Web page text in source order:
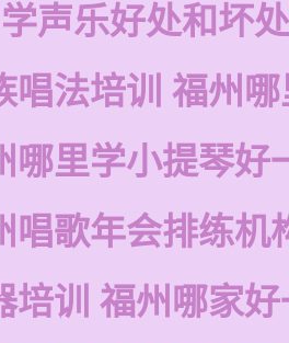
声乐好处和坏处
唱法培训 福州
哪里学小提琴好
唱歌年会排练机
培训 福州哪家